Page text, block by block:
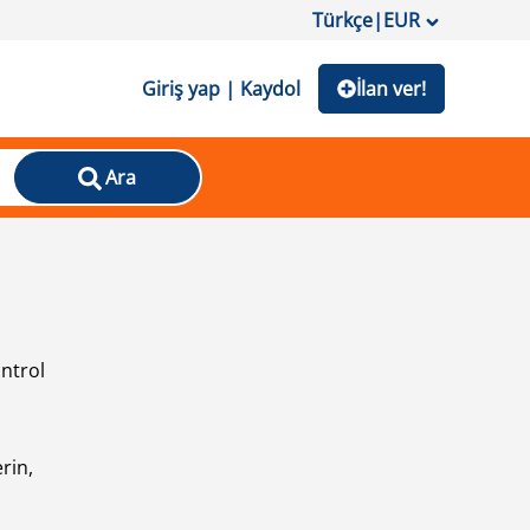
Türkçe|EUR
Giriş yap | Kaydol İlan ver!
Ara